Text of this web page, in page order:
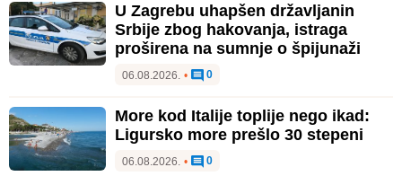
U Zagrebu uhapšen državljanin
Srbije zbog hakovanja, istraga
proširena na sumnje o špijunaži
06.08.2026. • 0
More kod Italije toplije nego ikad:
Ligursko more prešlo 30 stepeni
06.08.2026. • 0